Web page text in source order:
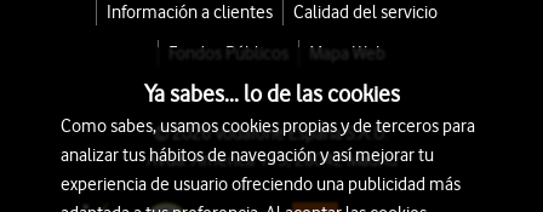
Información a clientes
Calidad del servicio
Fondos Públicos
Mapa Web
© 2026 Vodafone España S.A.U.
Avda. América 115, 28042 Madrid
Ya sabes... lo de las cookies
Como sabes, usamos cookies propias y de terceros para
analizar tus hábitos de navegación y así mejorar tu
experiencia de usuario ofreciendo una publicidad más